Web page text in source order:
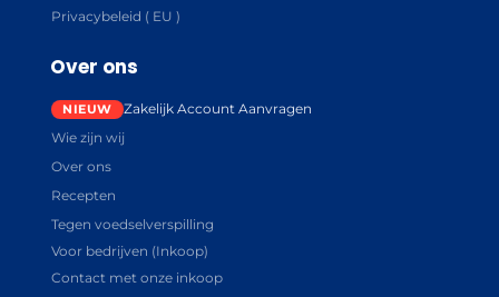
Privacybeleid ( EU )
Over ons
Zakelijk Account Aanvragen
Wie zijn wij
Over ons
Recepten
Tegen voedselverspilling
Voor bedrijven (Inkoop)
Contact met onze inkoop